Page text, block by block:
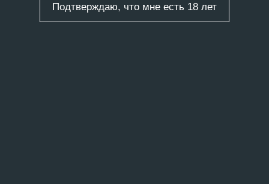
Подтверждаю, что мне есть 18 лет